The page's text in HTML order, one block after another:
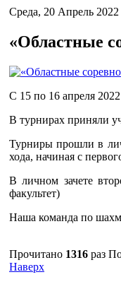
Среда, 20 Апрель 2022
«Областные
С 15 по 16 апреля
В турнирах приняли
Турниры прошли в
хода, начиная с
В личном зачете
факультет)
Наша команда по
Прочитано 1316 раз
Наверх